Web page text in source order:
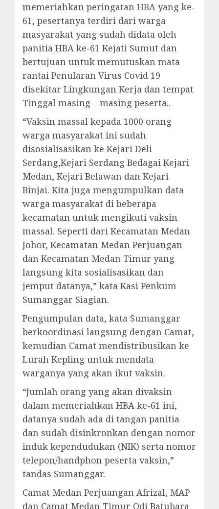
memeriahkan peringatan HBA yang ke-
61, pesertanya terdiri dari warga
masyarakat yang sudah didata oleh
panitia HBA ke-61 Kejati Sumut dan
bertujuan untuk memutuskan mata
rantai Penularan Virus Covid 19
disekitar Lingkungan Kerja dan tempat
Tinggal masing – masing peserta..
“Vaksin massal kepada 1000 orang
warga masyarakat ini sudah
disosialisasikan ke Kejari Deli
Serdang,Kejari Serdang Bedagai Kejari
Medan, Kejari Belawan dan Kejari
Binjai. Kita juga mengumpulkan data
warga masyarakat di beberapa
kecamatan untuk mengikuti vaksin
massal. Seperti dari Kecamatan Medan
Johor, Kecamatan Medan Perjuangan
dan Kecamatan Medan Timur yang
langsung kita sosialisasikan dan
jemput datanya,” kata Kasi Penkum
Sumanggar Siagian.
Pengumpulan data, kata Sumanggar
berkoordinasi langsung dengan Camat,
kemudian Camat mendistribusikan ke
Lurah Kepling untuk mendata
warganya yang akan ikut vaksin.
“Jumlah orang yang akan divaksin
dalam memeriahkan HBA ke-61 ini,
datanya sudah ada di tangan panitia
dan sudah disinkronkan dengan nomor
induk kependudukan (NIK) serta nomor
telepon/handphon peserta vaksin,”
tandas Sumanggar.
Camat Medan Perjuangan Afrizal, MAP
dan Camat Medan Timur Odi Batubara